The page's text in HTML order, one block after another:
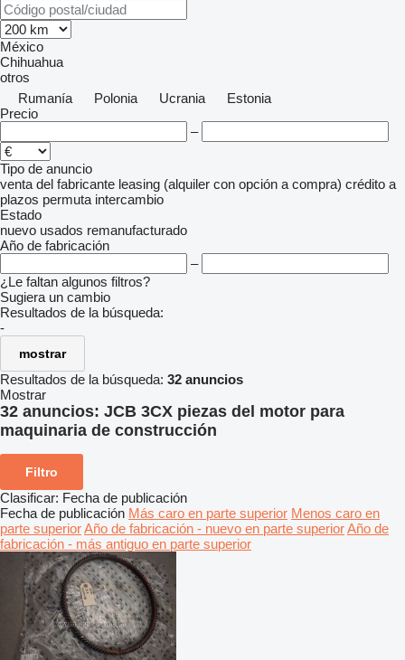
México
Chihuahua
otros
Rumanía
Polonia Ucrania
Estonia
Precio
–
Tipo de anuncio
venta del fabricante leasing (alquiler con opción a compra) crédito a
plazos permuta intercambio
Estado
nuevo usados remanufacturado
Año de fabricación
–
¿Le faltan algunos filtros?
Sugiera un cambio
Resultados de la búsqueda:
-
mostrar
Resultados de la búsqueda: 32 anuncios
Mostrar
32 anuncios: JCB 3CX piezas del motor para
maquinaria de construcción
Filtro
Clasificar: Fecha de publicación
Fecha de publicación Más caro en parte superior Menos caro en
parte superiorAño de fabricación - nuevo en parte superiorAño de
fabricación - más antiguo en parte superior